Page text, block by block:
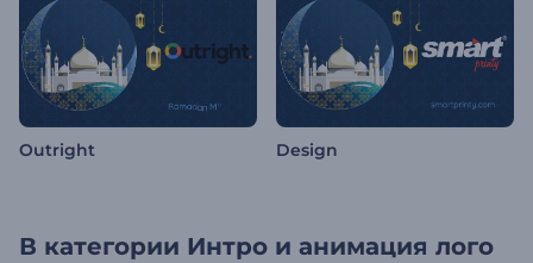
Outright Design
В категории Интро и анимация лого